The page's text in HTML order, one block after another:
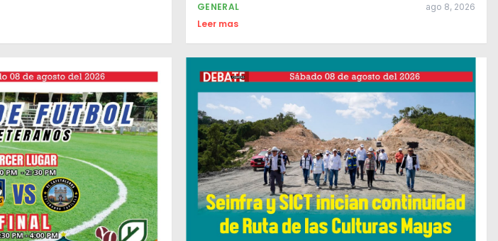
GENERAL ago 8, 2026
Leer mas